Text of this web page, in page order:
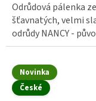
Odrůdová pálenka
šťavnatých, velmi
odrůdy NANCY -
Novinka
České